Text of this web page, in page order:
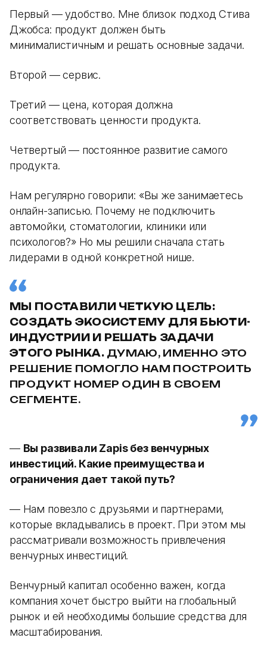
Первый — удобство. Мне близок подход Стива
Джобса: продукт должен быть
минималистичным и решать основные задачи.
Второй — сервис.
Третий — цена, которая должна
соответствовать ценности продукта.
Четвертый — постоянное развитие самого
продукта.
Нам регулярно говорили: «Вы же занимаетесь
онлайн-записью. Почему не подключить
автомойки, стоматологии, клиники или
психологов?» Но мы решили сначала стать
лидерами в одной конкретной нише.
МЫ ПОСТАВИЛИ ЧЕТКУЮ ЦЕЛЬ:
СОЗДАТЬ ЭКОСИСТЕМУ ДЛЯ БЬЮТИ-
ИНДУСТРИИ И РЕШАТЬ ЗАДАЧИ
ЭТОГО РЫНКА. ДУМАЮ, ИМЕННО ЭТО
РЕШЕНИЕ ПОМОГЛО НАМ ПОСТРОИТЬ
ПРОДУКТ НОМЕР ОДИН В СВОЕМ
СЕГМЕНТЕ.
— Вы развивали Zapis без венчурных
инвестиций. Какие преимущества и
ограничения дает такой путь?
— Нам повезло с друзьями и партнерами,
которые вкладывались в проект. При этом мы
рассматривали возможность привлечения
венчурных инвестиций.
Венчурный капитал особенно важен, когда
компания хочет быстро выйти на глобальный
рынок и ей необходимы большие средства для
масштабирования.